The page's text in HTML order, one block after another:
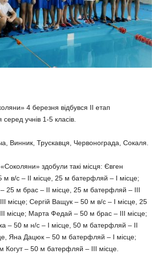
4 березня відбувся ІІ етап
учнів 1-5 класів.
Винник, Трускавця, Червонограда, Сокаля.
здобули такі місця: Євген
м в/с – ІІ місце, 25 м батерфляй – І місце;
м брас – ІІ місце, 25 м батерфляй – ІІІ
місце; Сергій Ващук – 50 м в/с – І місце, 25
місце; Марта Федай – 50 м брас – ІІІ місце;
– 50 м н/с – І місце, 50 м батерфляй – ІІ
Яна Дацюк – 50 м батерфляй – І місце;
– 50 м батерфляй – ІІІ місце.